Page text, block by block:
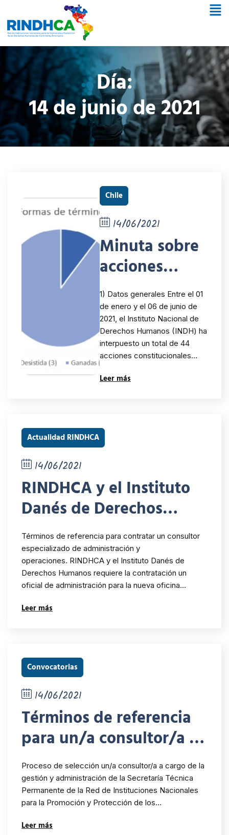
Día:
14 de junio de 2021
Chile
14/06/2021
Minuta sobre
acciones
constitucional
es de amparo
interpuestas
en contra de
órdenes de
expulsión de
2021
1) Datos generales Entre el 01
de enero y el 06 de junio de
2021, el Instituto Nacional de
Derechos Humanos (INDH) ha
interpuesto un total de 44
acciones constitucionales…
Leer más
Actualidad RINDHCA
14/06/2021
RINDHCA y el Instituto
Danés de Derechos
Humanos requiere la
contratación un oficial
de administración para
la nueva oficina de
RINDHCA en Panamá
Términos de referencia para contratar un consultor
especializado de administración y
operaciones. RINDHCA y el Instituto Danés de
Derechos Humanos requiere la contratación un
oficial de administración para la nueva oficina…
Leer más
Convocatorias
14/06/2021
Términos de referencia
para un/a consultor/a a
cargo de la gestión y
administración de la
Secretaría Técnica
Permanente de la
Proceso de selección un/a consultor/a a cargo de la
gestión y administración de la Secretaría Técnica
Permanente de la Red de Instituciones Nacionales
para la Promoción y Protección de los…
Leer más